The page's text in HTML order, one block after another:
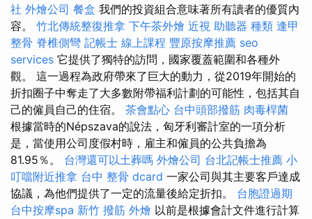
社 外燴公司 餐盒 我們的投資組合意味著所有讀者的優質內
容。 竹北傳統整復推拿 下午茶外燴 近視 助聽器 種類 逢甲
整骨 脊椎側彎 記帳士 線上課程 豐原按摩推薦 seo
services 它提供了獨特的訪問，國家覆蓋範圍和各種外
觀。 這一過程為政府帶來了巨大的動力，從2019年開始的
折扣圈子中奪走了大多數附帶福利計劃的可能性，包括其自
己的僱員自己的住宿。 茶會點心 台中頭部撥筋 肉毒桿菌
根據當時的Népszava的說法，匈牙利審計室的一項分析
是，當使用公司度假村時，雇主和僱員的公共負擔為
81.95％。 台灣還可以土葬嗎 外燴公司 台北記帳士推薦 小
叮噹附近推拿 台中 整骨 dcard 一家公司與其主要客戶達成
協議，為他們提供了一定的流量後給定折扣。 台胞證過期
台中按摩spa 新竹 撥筋 外燴 以前是根據會計文件進行計算